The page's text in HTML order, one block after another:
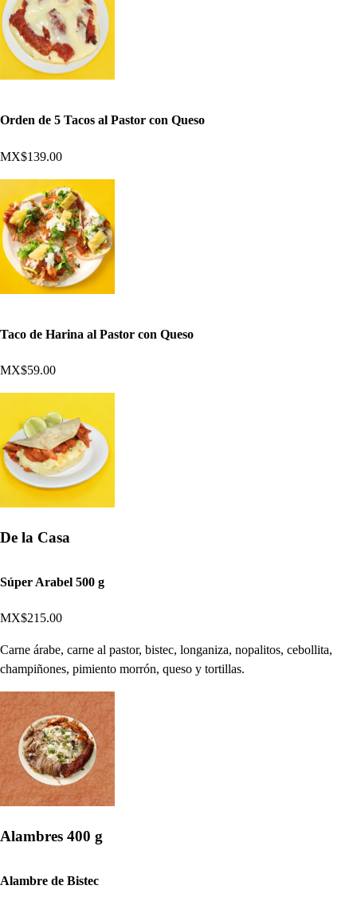
Orden de 5 Tacos al Pastor con Queso
MX$139.00
Taco de Harina al Pastor con Queso
MX$59.00
De la Casa
Súper Arabel 500 g
MX$215.00
Carne árabe, carne al pastor, bistec, longaniza, nopalitos, cebollita,
champiñones, pimiento morrón, queso y tortillas.
Alambres 400 g
Alambre de Bistec